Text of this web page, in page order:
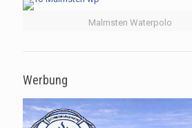
Malmsten Waterpolo
Werbung